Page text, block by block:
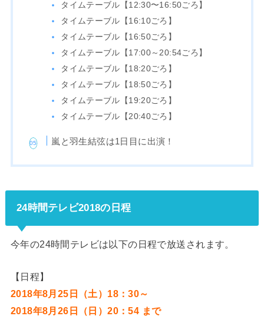
タイムテーブル【12:30〜16:50ごろ】
タイムテーブル【16:10ごろ】
タイムテーブル【16:50ごろ】
タイムテーブル【17:00～20:54ごろ】
タイムテーブル【18:20ごろ】
タイムテーブル【18:50ごろ】
タイムテーブル【19:20ごろ】
タイムテーブル【20:40ごろ】
嵐と羽生結弦は1日目に出演！
24時間テレビ2018の日程
今年の24時間テレビは以下の日程で放送されます。
【日程】
2018年8月25日（土）18：30～
2018年8月26日（日）20：54 まで